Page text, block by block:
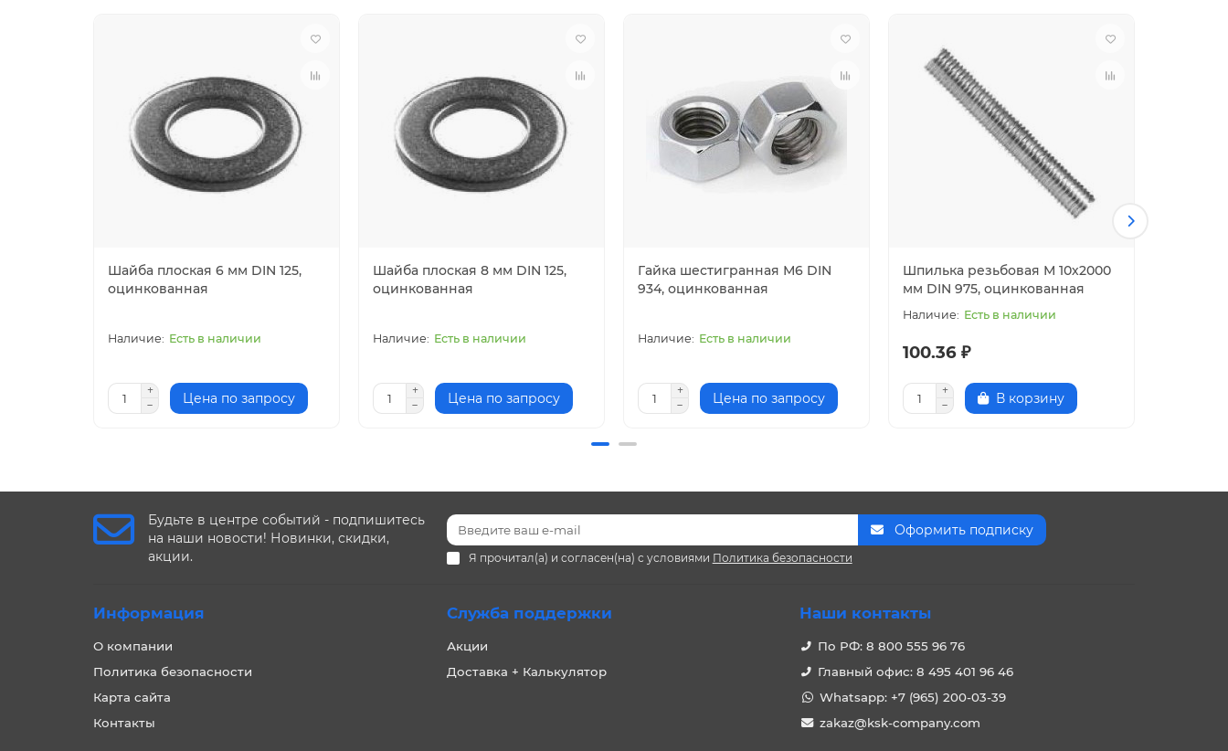
Шайба плоская 6 мм DIN 125,
оцинкованная
Есть в наличии
Цена по запросу
Шайба плоская 8 мм DIN 125,
оцинкованная
Есть в наличии
Цена по запросу
Гайка шестигранная М6 DIN
934, оцинкованная
Есть в наличии
Цена по запросу
Шпилька резьбовая М 10х2000
мм DIN 975, оцинкованная
Есть в наличии
100.36 ₽
В корзину
Будьте в центре событий - подпишитесь
на наши новости! Новинки, скидки,
акции.
Оформить подписку
Я прочитал(а) и согласен(на) с условиями Политика безопасности
Информация
О компании
Политика безопасности
Карта сайта
Контакты
Служба поддержки
Акции
Доставка + Калькулятор
Наши контакты
По РФ: 8 800 555 96 76
Главный офис: 8 495 401 96 46
Whatsapp: +7 (965) 200-03-39
zakaz@ksk-company.com